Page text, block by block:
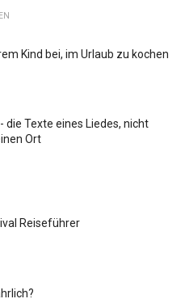
Kind bei, im Urlaub zu kochen
die Texte eines Liedes, nicht
Ort
Reiseführer